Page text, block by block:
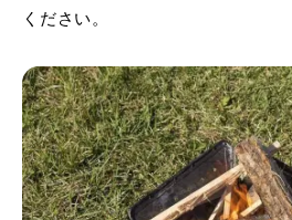
ください。